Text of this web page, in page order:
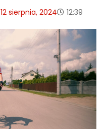
12 sierpnia, 2024 12:39